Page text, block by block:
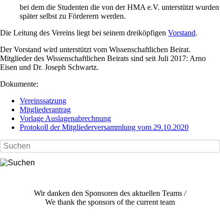
bei dem die Studenten die von der HMA e.V. unterstützt wurden
später selbst zu Förderern werden.
Die Leitung des Vereins liegt bei seinem dreiköpfigen Vorstand.
Der Vorstand wird unterstützt vom Wissenschaftlichen Beirat.
Mitglieder des Wissenschaftlichen Beirats sind seit Juli 2017: Arno
Eisen und Dr. Joseph Schwartz.
Dokumente:
Vereinssatzung
Mitgliederantrag
Vorlage Auslagenabrechnung
Protokoll der Mitgliederversammlung vom 29.10.2020
Wir danken den Sponsoren des aktuellen Teams /
We thank the sponsors of the current team